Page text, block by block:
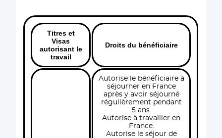
Titres et
Visas
autorisant le
travail
Droits du bénéficiaire
Autorise le bénéficiaire à
séjourner en France
après y avoir séjourné
régulièrement pendant
5 ans.
Autorise à travailler en
France.
Autorise le séjour de